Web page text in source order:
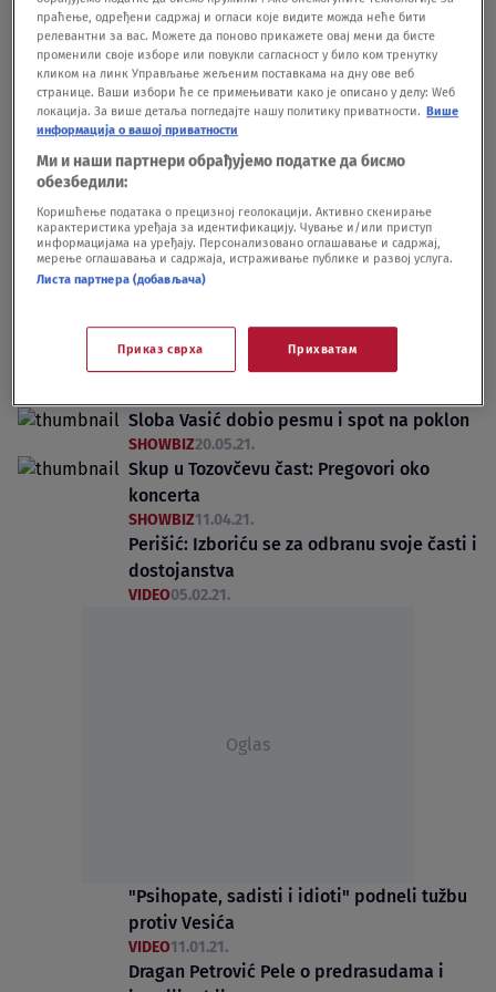
priznanje kakvo zaslužuje"
SUDBINE05.12.22.
Šta je "besa": Legenda koja objašnjava
kolika je moć te reči
LIFESTYLE11.12.21.
Oglas
Sloba Vasić dobio pesmu i spot na poklon
SHOWBIZ20.05.21.
Skup u Tozovčevu čast: Pregovori oko
koncerta
SHOWBIZ11.04.21.
Perišić: Izboriću se za odbranu svoje časti i
dostojanstva
VIDEO05.02.21.
Oglas
"Psihopate, sadisti i idioti" podneli tužbu
protiv Vesića
VIDEO11.01.21.
Dragan Petrović Pele o predrasudama i
праћење, одређени садржај и огласи које видите можда неће бити
релевантни за вас. Можете да поново прикажете овај мени да бисте
променили своје изборе или повукли сагласност у било ком тренутку
кликом на линк Управљање жељеним поставкама на дну ове веб
странице. Ваши избори ће се примењивати како је описано у делу: Wеб
локација. За више детаља погледајте нашу политику приватности. Више
информација о вашој приватности
Ми и наши партнери обрађујемо податке да бисмо
обезбедили:
Коришћење података о прецизној геолокацији. Активно скенирање
карактеристика уређаја за идентификацију. Чување и/или приступ
информацијама на уређају. Персонализовано оглашавање и садржај,
мерење оглашавања и садржаја, истраживање публике и развој услуга.
Листа партнера (добављача)
Приказ сврха Прихватам